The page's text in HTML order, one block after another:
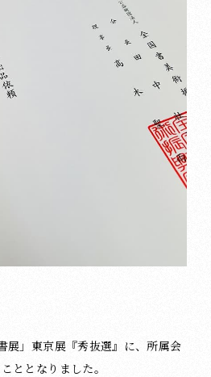
展」東京展『秀抜選』に、所属会
ととなりました。